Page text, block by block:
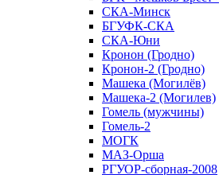
СКА-Минск
БГУФК-СКА
СКА-Юни
Кронон (Гродно)
Кронон-2 (Гродно)
Машека (Могилёв)
Машека-2 (Могилев)
Гомель (мужчины)
Гомель-2
МОГК
МАЗ-Орша
РГУОР-сборная-2008